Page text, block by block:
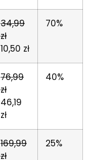
34,99
zł
10,50 zł
70%
76,99
zł
46,19
zł
40%
169,99
zł
25%